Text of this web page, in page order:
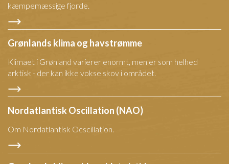
kæmpemæssige fjorde.
Grønlands klima og havstrømme
Klimaet i Grønland varierer enormt, men er som helhed
arktisk - der kan ikke vokse skov i området.
Nordatlantisk Oscillation (NAO)
Om Nordatlantisk Ocscillation.